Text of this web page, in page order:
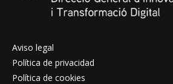
Aviso legal
Política de privacidad
Política de cookies